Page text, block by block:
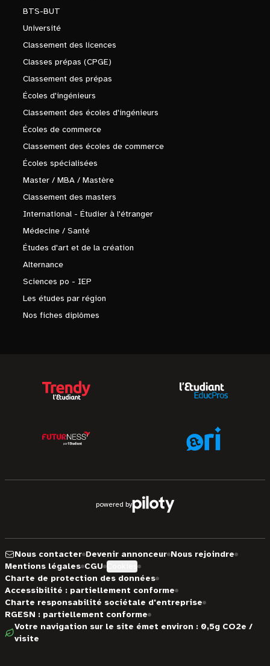
BTS-BUT
Université
Classement des licences
Classes prépas (CPGE)
Classement des prépas
Écoles d'ingénieurs
Classement des écoles d'ingénieurs
Écoles de commerce
Classement des écoles de commerce
Écoles spécialisées
Master / MBA / Mastère
Classement des masters
International - Étudier à l'étranger
Médecine / Santé
Études d'art et de la création
Alternance
Sciences po - IEP
Les études par région
Nos fiches diplômes
powered by
Nous contacter Devenir annonceur Nous rejoindre
Mentions légales CGU
Charte de protection des données
Accessibilité : partiellement conforme
Charte responsabilité sociétale d'entreprise
RGESN : partiellement conforme
Votre navigation sur le site émet environ : 0,5g CO2e /
visite